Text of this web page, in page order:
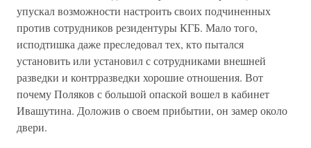
упускал возможности настроить своих подчиненных
против сотрудников резидентуры КГБ. Мало того,
исподтишка даже преследовал тех, кто пытался
установить или установил с сотрудниками внешней
разведки и контрразведки хорошие отношения. Вот
почему Поляков с большой опаской вошел в кабинет
Ивашутина. Доложив о своем прибытии, он замер около
двери.